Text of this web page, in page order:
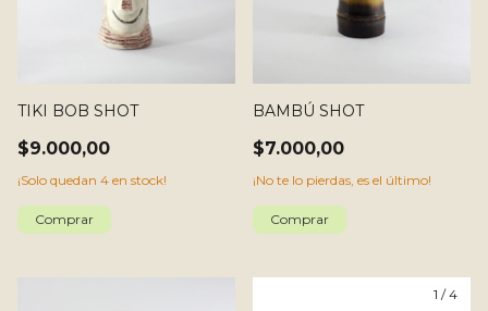
TIKI BOB SHOT
$9.000,00
¡Solo quedan 4 en stock!
BAMBÚ SHOT
$7.000,00
¡No te lo pierdas, es el último!
1 /4